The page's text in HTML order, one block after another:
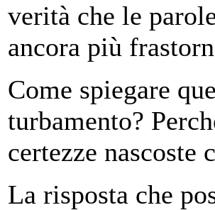
verità che le
ancora più
Come spiegare
turbamento?
certezze nascoste
La risposta che